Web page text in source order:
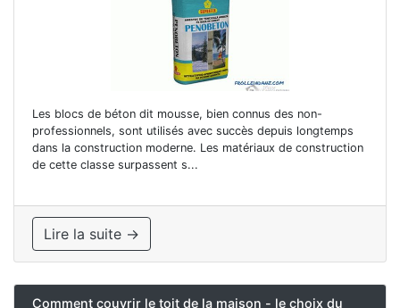
Les blocs de béton dit mousse, bien connus des non-
professionnels, sont utilisés avec succès depuis longtemps
dans la construction moderne. Les matériaux de construction
de cette classe surpassent s...
Lire la suite →
Comment couvrir le toit de la maison - le choix du